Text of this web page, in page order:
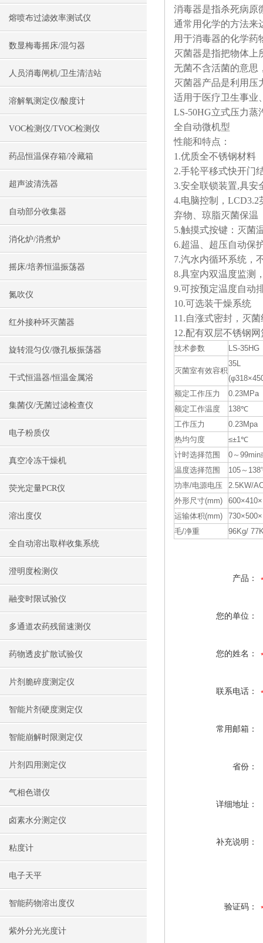
熔喷布过滤效率测试仪
数显梅毒摇床/混匀器
人员消毒闸机/卫生清洁站
溶解氧测定仪/酸度计
VOC检测仪/TVOC检测仪
药品恒温保存箱/冷藏箱
超声波清洗器
自动部分收集器
消化炉/消煮炉
摇床/培养恒温振荡器
氮吹仪
红外接种环灭菌器
旋转混匀仪/微孔板振荡器
干式恒温器/恒温金属浴
集菌仪/无菌过滤检查仪
电子粉质仪
真空冷冻干燥机
荧光定量PCR仪
溶出度仪
全自动溶出取样收集系统
澄明度检测仪
融变时限试验仪
多通道农药残留速测仪
药物透皮扩散试验仪
片剂脆碎度测定仪
智能片剂硬度测定仪
智能崩解时限测定仪
片剂四用测定仪
气相色谱仪
卤素水分测定仪
粘度计
电子天平
智能药物溶出度仪
紫外分光光度计
消毒器是指杀死病原
通常用化学的方法来
用于消毒器的化学药
灭菌器是指把物体上
无菌不含活菌的意思
灭菌器产品是利用压
适用于医疗卫生事业
LS-50HG立式压力蒸
全自动微机型
性能和特点：
1.优质全不锈钢材料
2.手轮平移式快开门
3.安全联锁装置,具安
4.电脑控制，
弃物、琼脂灭菌保温
5.触摸式按键：灭菌
6.超温、超压自动保
7.汽水内循环系统，
8.具室内双温度监测
9.可按预定温度自动
10.可选装干燥系统
11.自涨式密封，灭
12.配有双层不锈钢网
技术参数 LS-35HG
灭菌室有效容积
35L
额定工作压力
0.23MPa
额定工作温度
138℃
工作压力
0.23Mpa
热均匀度
≤±1℃
计时选择范围
0～99min
温度选择范围
105～
功率/电源电压
2.5KW/
外形尺寸(mm)
运输体积(mm)
毛/净重
96Kg/
产品：
您的单位：
您的姓名：
联系电话：
常用邮箱：
省份：
详细地址：
补充说明：
验证码：